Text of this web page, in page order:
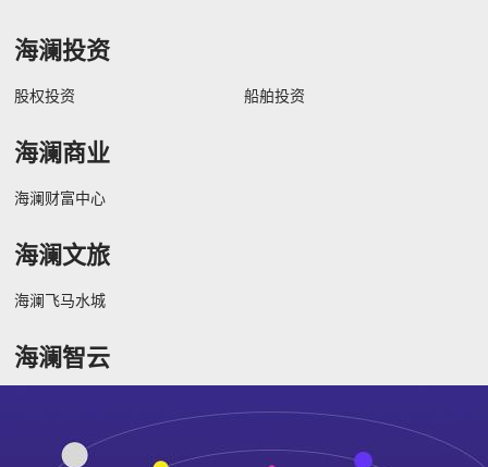
海澜投资
股权投资 船舶投资
海澜商业
海澜财富中心
海澜文旅
海澜飞马水城
海澜智云